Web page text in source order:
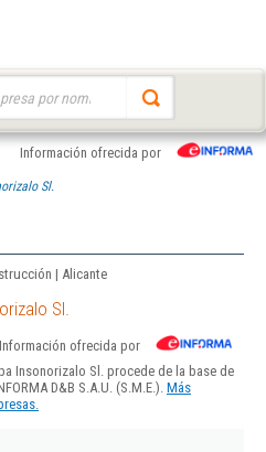
Información ofrecida por
Sl.
| Alicante
Sl.
Información ofrecida por
Insonorizalo Sl. procede de la base de
D&B S.A.U. (S.M.E.). Más